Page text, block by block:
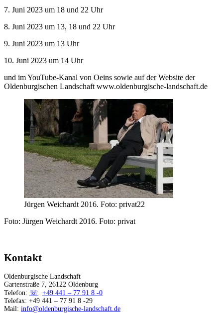
7. Juni 2023 um 18 und 22 Uhr
8. Juni 2023 um 13, 18 und 22 Uhr
9. Juni 2023 um 13 Uhr
10. Juni 2023 um 14 Uhr
und im YouTube-Kanal von Oeins sowie auf der Website der
Oldenburgischen Landschaft www.oldenburgische-landschaft.de
Jürgen Weichardt 2016. Foto: privat22
Foto: Jürgen Weichardt 2016. Foto: privat
Kontakt
Oldenburgische Landschaft
Gartenstraße 7, 26122 Oldenburg
Telefon:
+49 441 – 77 91 8 -0
Telefax: +49 441 – 77 91 8 -29
Mail: info@oldenburgische-landschaft.de